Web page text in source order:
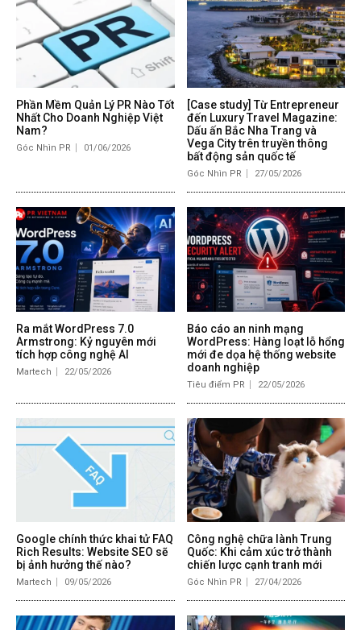
Phần Mềm Quản Lý PR Nào Tốt
Nhất Cho Doanh Nghiệp Việt
Nam?
Góc Nhìn PR 01/06/2026
[Case study] Từ Entrepreneur
đến Luxury Travel Magazine:
Dấu ấn Bắc Nha Trang và
Vega City trên truyền thông
bất động sản quốc tế
Góc Nhìn PR 27/05/2026
Ra mắt WordPress 7.0
Armstrong: Kỷ nguyên mới
tích hợp công nghệ AI
Martech 22/05/2026
Báo cáo an ninh mạng
WordPress: Hàng loạt lỗ hổng
mới đe dọa hệ thống website
doanh nghiệp
Tiêu điểm PR 22/05/2026
Google chính thức khai tử FAQ
Rich Results: Website SEO sẽ
bị ảnh hưởng thế nào?
Martech 09/05/2026
Công nghệ chữa lành Trung
Quốc: Khi cảm xúc trở thành
chiến lược cạnh tranh mới
Góc Nhìn PR 27/04/2026